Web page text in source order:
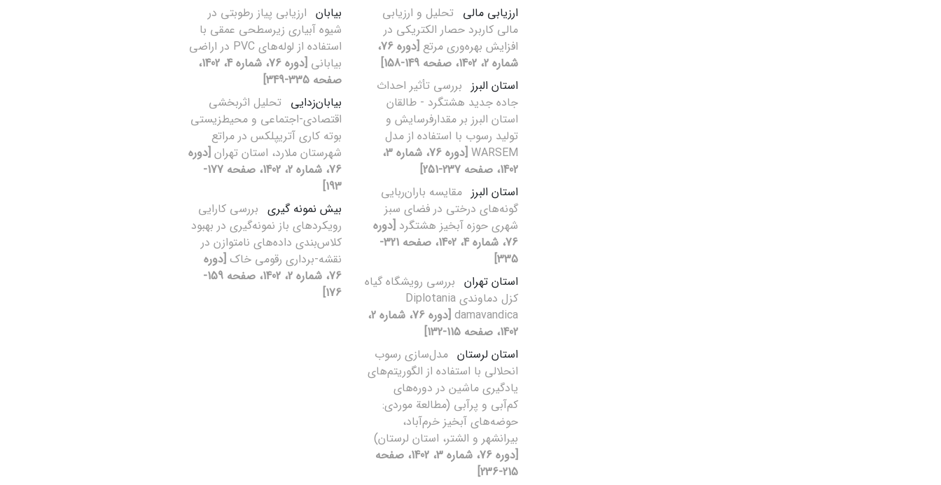
ارزیابی مالی تحلیل و ارزیابی
مالی کاربرد حصار الکتریکی در
افزایش بهره‌وری مرتع
[دوره 76،
شماره 2، 1402، صفحه 149-158]
استان البرز بررسی تأثیر احداث
جاده جدید هشتگرد - طالقان
استان البرز بر مقدارفرسایش و
تولید رسوب با استفاده از مدل
WARSEM
[دوره 76، شماره 3،
1402، صفحه 237-251]
استان البرز مقایسه ‌باران‌ربایی
‌گونه‌های‌‌ درختی در فضای سبز
شهری حوزه آبخیز هشتگرد [دوره
76، شماره 4، 1402، صفحه 321-
335]
استان تهران بررسی رویشگاه گیاه
کزل دماوندی ‏Diplotania
damavandica
[دوره 76، شماره 2،
1402، صفحه 115-132]
استان لرستان مدل‌سازی رسوب
انحلالی با استفاده از الگوریتم‌های
یادگیری ماشین در دوره‌های
کم‌آبی و پرآبی (مطالعة موردی:
حوضه‌های آبخیز خرم‌آباد،
بیرانشهر و الشتر، استان لرستان)
[دوره 76، شماره 3، 1402، صفحه
215-236]
بیابان ارزیابی پیاز رطوبتی در
شیوه آبیاری زیرسطحی عمقی با
استفاده از لوله‌های PVC در اراضی
بیابانی
[دوره 76، شماره 4، 1402،
صفحه 335-349]
بیابان‌زدایی تحلیل اثربخشی
اقتصادی-اجتماعی و محیطزیستی
بوته کاری آتریپلکس در مراتع
شهرستان ملارد، استان تهران [دوره
76، شماره 2، 1402، صفحه 177-
193]
بیش نمونه گیری بررسی کارایی
رویکردهای باز نمونه‌گیری در بهبود
کلاس‌بندی داده‌های نامتوازن در
نقشه-برداری رقومی خاک [دوره
76، شماره 2، 1402، صفحه 159-
176]